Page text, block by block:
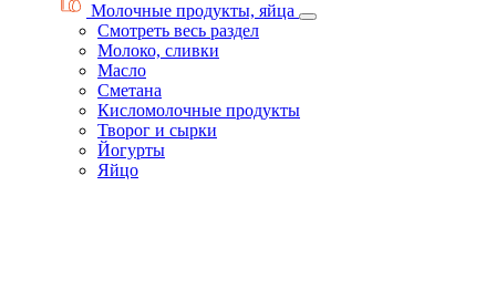
Молочные продукты, яйца
Смотреть весь раздел
Молоко, сливки
Масло
Сметана
Кисломолочные продукты
Творог и сырки
Йогурты
Яйцо